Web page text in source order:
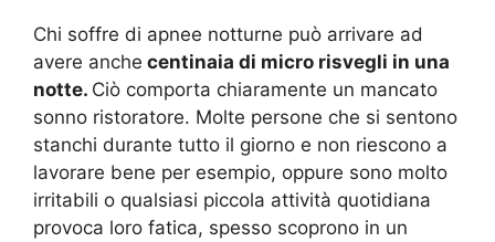
Chi soffre di apnee notturne può arrivare ad
avere anche centinaia di micro risvegli in una
notte. Ciò comporta chiaramente un mancato
sonno ristoratore. Molte persone che si sentono
stanchi durante tutto il giorno e non riescono a
lavorare bene per esempio, oppure sono molto
irritabili o qualsiasi piccola attività quotidiana
provoca loro fatica, spesso scoprono in un